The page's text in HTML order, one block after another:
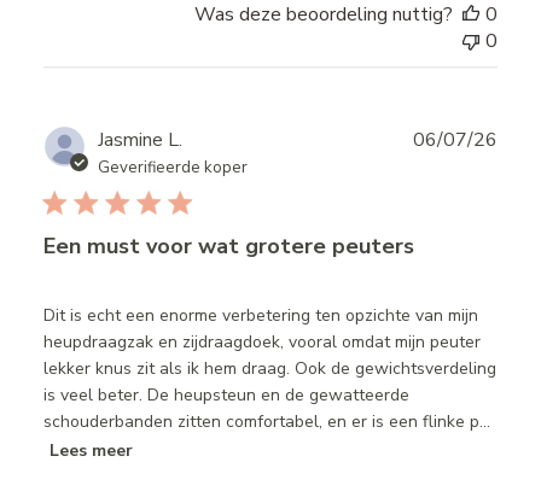
Was deze beoordeling nuttig?
0
0
Jasmine L.
Geverifieerde koper
Een must voor wat grotere peuters
Dit is echt een enorme verbetering ten opzichte van mijn
heupdraagzak en zijdraagdoek, vooral omdat mijn peuter
lekker knus zit als ik hem draag. Ook de gewichtsverdeling
is veel beter. De heupsteun en de gewatteerde
schouderbanden zitten comfortabel, en er is een flinke p...
Lees meer
06/07/26